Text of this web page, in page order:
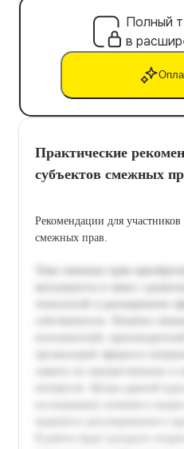
Полный
в
Практические
субъектов смежных
Рекомендации для
смежных прав.